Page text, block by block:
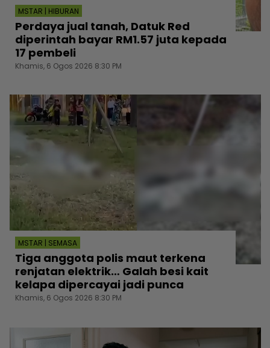
MSTAR | HIBURAN
Perdaya jual tanah, Datuk Red
diperintah bayar RM1.57 juta kepada
17 pembeli
Khamis, 6 Ogos 2026 8:30 PM
MSTAR | SEMASA
Tiga anggota polis maut terkena
renjatan elektrik… Galah besi kait
kelapa dipercayai jadi punca
Khamis, 6 Ogos 2026 8:30 PM